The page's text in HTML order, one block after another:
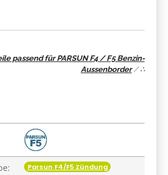
passend für PARSUN F4 / F5 Benzin-
Aussenborder/∴
Parsun F4/F5 Zündung